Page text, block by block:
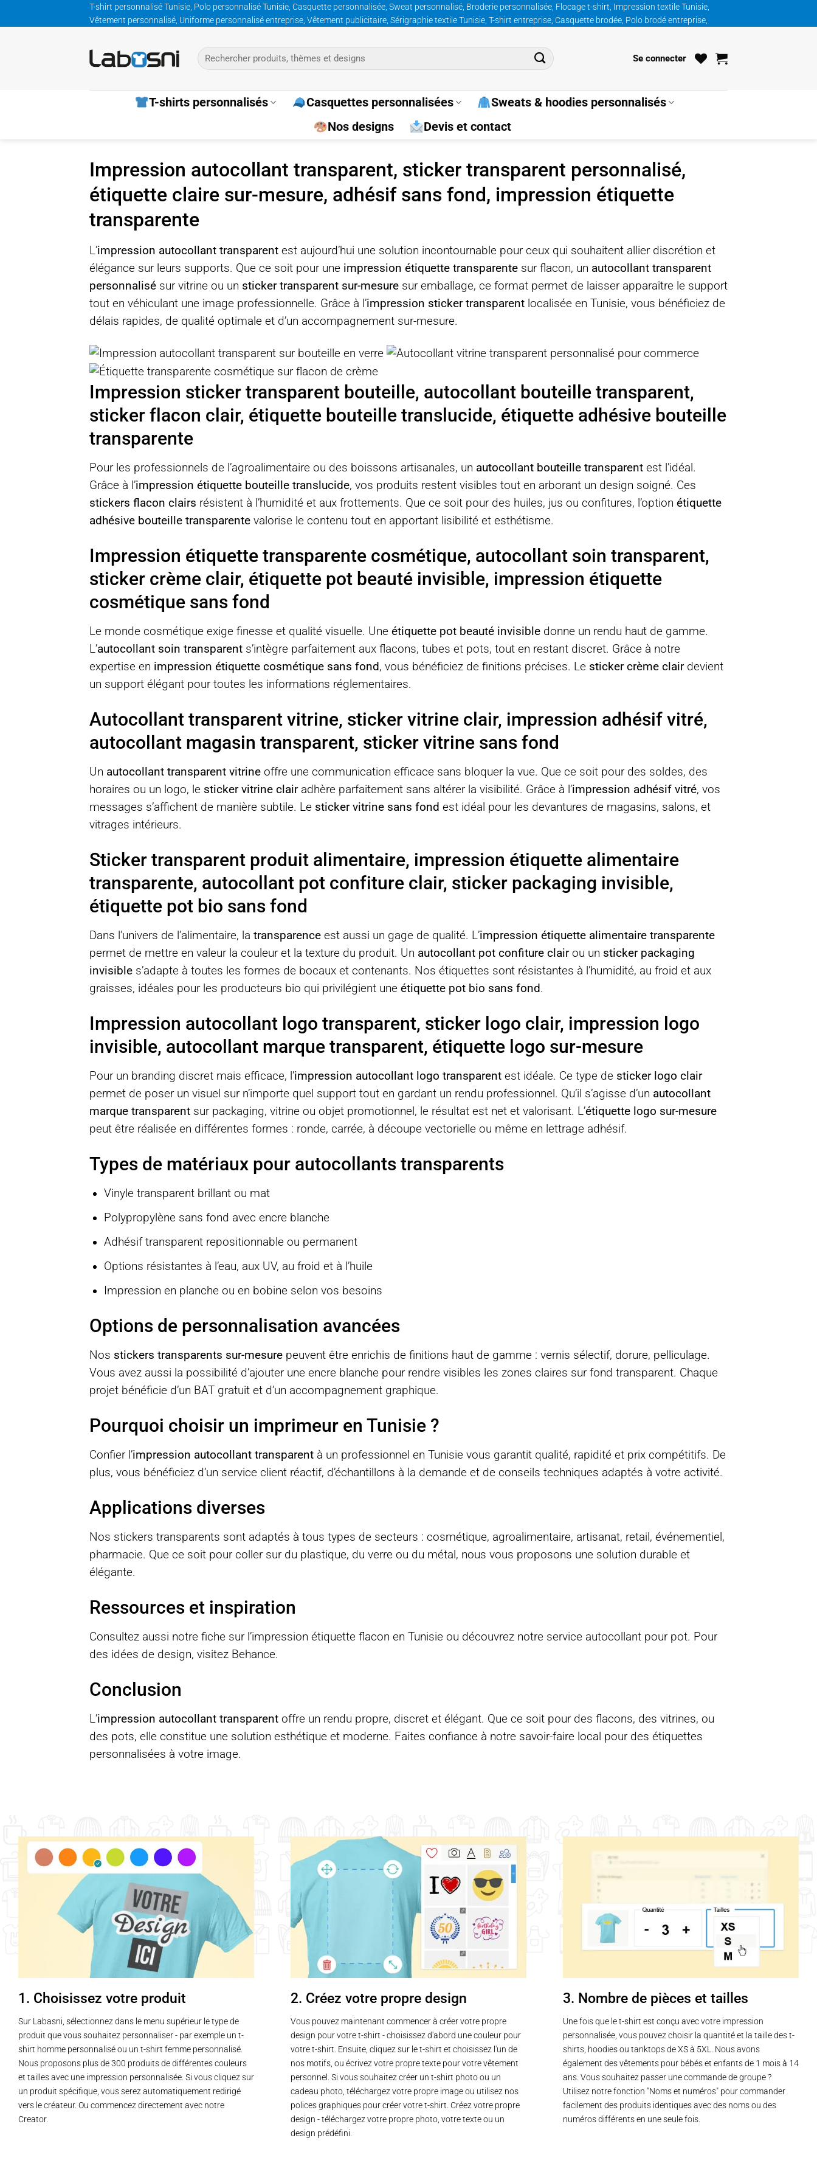
au
T-shirt personnalisé Tunisie, Polo personnalisé Tunisie, Casquette personnalisée, Sweat personnalisé, Broderie personnalisée, Flocage t-shirt, Impression textile Tunisie,
Vêtement personnalisé, Uniforme personnalisé entreprise, Vêtement publicitaire, Sérigraphie textile Tunisie, T-shirt entreprise, Casquette brodée, Polo brodé entreprise,
Recherche
pour :
Se connecter
T-shirts personnalisés Casquettes personnalisées
Sweats & hoodies personnalisés
Nos designs
Devis et contact
Impression autocollant transparent, sticker transparent personnalisé,
étiquette claire sur-mesure, adhésif sans fond, impression étiquette
transparente
L’impression autocollant transparent est aujourd’hui une solution incontournable pour ceux qui souhaitent allier discrétion et
élégance sur leurs supports. Que ce soit pour une impression étiquette transparente sur flacon, un autocollant transparent
personnalisé sur vitrine ou un sticker transparent sur-mesure sur emballage, ce format permet de laisser apparaître le support
tout en véhiculant une image professionnelle. Grâce à l’impression sticker transparent localisée en Tunisie, vous bénéficiez de
délais rapides, de qualité optimale et d’un accompagnement sur-mesure.
Impression sticker transparent bouteille, autocollant bouteille transparent,
sticker flacon clair, étiquette bouteille translucide, étiquette adhésive bouteille
transparente
Pour les professionnels de l’agroalimentaire ou des boissons artisanales, un autocollant bouteille transparent est l’idéal.
Grâce à l’impression étiquette bouteille translucide, vos produits restent visibles tout en arborant un design soigné. Ces
stickers flacon clairs résistent à l’humidité et aux frottements. Que ce soit pour des huiles, jus ou confitures, l’option étiquette
adhésive bouteille transparente valorise le contenu tout en apportant lisibilité et esthétisme.
Impression étiquette transparente cosmétique, autocollant soin transparent,
sticker crème clair, étiquette pot beauté invisible, impression étiquette
cosmétique sans fond
Le monde cosmétique exige finesse et qualité visuelle. Une étiquette pot beauté invisible donne un rendu haut de gamme.
L’autocollant soin transparent s’intègre parfaitement aux flacons, tubes et pots, tout en restant discret. Grâce à notre
expertise en impression étiquette cosmétique sans fond, vous bénéficiez de finitions précises. Le sticker crème clairdevient
un support élégant pour toutes les informations réglementaires.
Autocollant transparent vitrine, sticker vitrine clair, impression adhésif vitré,
autocollant magasin transparent, sticker vitrine sans fond
Un autocollant transparent vitrine offre une communication efficace sans bloquer la vue. Que ce soit pour des soldes, des
horaires ou un logo, le sticker vitrine clairadhère parfaitement sans altérer la visibilité. Grâce à l’impression adhésif vitré, vos
messages s’affichent de manière subtile. Le sticker vitrine sans fond est idéal pour les devantures de magasins, salons, et
vitrages intérieurs.
Sticker transparent produit alimentaire, impression étiquette alimentaire
transparente, autocollant pot confiture clair, sticker packaging invisible,
étiquette pot bio sans fond
Dans l’univers de l’alimentaire, la transparence est aussi un gage de qualité. L’impression étiquette alimentaire transparente
permet de mettre en valeur la couleur et la texture du produit. Un autocollant pot confiture clairou un sticker packaging
invisible s’adapte à toutes les formes de bocaux et contenants. Nos étiquettes sont résistantes à l’humidité, au froid et aux
graisses, idéales pour les producteurs bio qui privilégient une étiquette pot bio sans fond.
Impression autocollant logo transparent, sticker logo clair, impression logo
invisible, autocollant marque transparent, étiquette logo sur-mesure
Pour un branding discret mais efficace, l’impression autocollant logo transparent est idéale. Ce type de sticker logo clair
permet de poser un visuel sur n’importe quel support tout en gardant un rendu professionnel. Qu’il s’agisse d’un autocollant
marque transparent sur packaging, vitrine ou objet promotionnel, le résultat est net et valorisant. L’étiquette logo sur-mesure
peut être réalisée en différentes formes : ronde, carrée, à découpe vectorielle ou même en lettrage adhésif.
Types de matériaux pour autocollants transparents
Vinyle transparent brillant ou mat
Polypropylène sans fond avec encre blanche
Adhésif transparent repositionnable ou permanent
Options résistantes à l’eau, aux UV, au froid et à l’huile
Impression en planche ou en bobine selon vos besoins
Options de personnalisation avancées
Nos stickers transparents sur-mesure peuvent être enrichis de finitions haut de gamme : vernis sélectif, dorure, pelliculage.
Vous avez aussi la possibilité d’ajouter une encre blanche pour rendre visibles les zones claires sur fond transparent. Chaque
projet bénéficie d’un BAT gratuit et d’un accompagnement graphique.
Pourquoi choisir un imprimeur en Tunisie ?
Confier l’impression autocollant transparent à un professionnel en Tunisie vous garantit qualité, rapidité et prix compétitifs. De
plus, vous bénéficiez d’un service client réactif, d’échantillons à la demande et de conseils techniques adaptés à votre activité.
Applications diverses
Nos stickers transparents sont adaptés à tous types de secteurs : cosmétique, agroalimentaire, artisanat, retail, événementiel,
pharmacie. Que ce soit pour coller sur du plastique, du verre ou du métal, nous vous proposons une solution durable et
élégante.
Ressources et inspiration
Consultez aussi notre fiche sur l’impression étiquette flacon en Tunisie ou découvrez notre service autocollant pour pot. Pour
des idées de design, visitez Behance.
Conclusion
L’impression autocollant transparent offre un rendu propre, discret et élégant. Que ce soit pour des flacons, des vitrines, ou
des pots, elle constitue une solution esthétique et moderne. Faites confiance à notre savoir-faire local pour des étiquettes
personnalisées à votre image.
1. Choisissez votre produit
Sur Labasni, sélectionnez dans le menu supérieur le type de
produit que vous souhaitez personnaliser - par exemple un t-
shirt homme personnalisé ou un t-shirt femme personnalisé.
Nous proposons plus de 300 produits de différentes couleurs
et tailles avec une impression personnalisée. Si vous cliquez sur
un produit spécifique, vous serez automatiquement redirigé
vers le créateur. Ou commencez directement avec notre
Creator.
2. Créez votre propre design
Vous pouvez maintenant commencer à créer votre propre
design pour votre t-shirt - choisissez d'abord une couleur pour
votre t-shirt. Ensuite, cliquez sur le t-shirt et choisissez l'un de
nos motifs, ou écrivez votre propre texte pour votre vêtement
personnel. Si vous souhaitez créer un t-shirt photo ou un
cadeau photo, téléchargez votre propre image ou utilisez nos
polices graphiques pour créer votre t-shirt. Créez votre propre
design - téléchargez votre propre photo, votre texte ou un
design prédéfini.
3. Nombre de pièces et tailles
Une fois que le t-shirt est conçu avec votre impression
personnalisée, vous pouvez choisir la quantité et la taille des t-
shirts, hoodies ou tanktops de XS à 5XL. Nous avons
également des vêtements pour bébés et enfants de 1 mois à 14
ans. Vous souhaitez passer une commande de groupe ?
Utilisez notre fonction "Noms et numéros" pour commander
facilement des produits identiques avec des noms ou des
numéros différents en une seule fois.